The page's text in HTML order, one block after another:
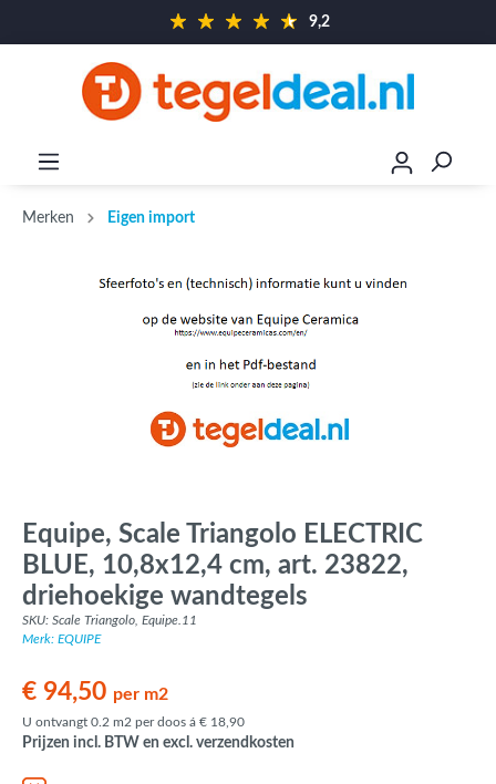
9,2
Merken Eigen import
Equipe, Scale Triangolo ELECTRIC
BLUE, 10,8x12,4 cm, art. 23822,
driehoekige wandtegels
SKU: Scale Triangolo, Equipe.11
Merk: EQUIPE
€ 94,50 per m2
U ontvangt 0.2 m2 per doos á € 18,90
Prijzen incl. BTW en excl. verzendkosten